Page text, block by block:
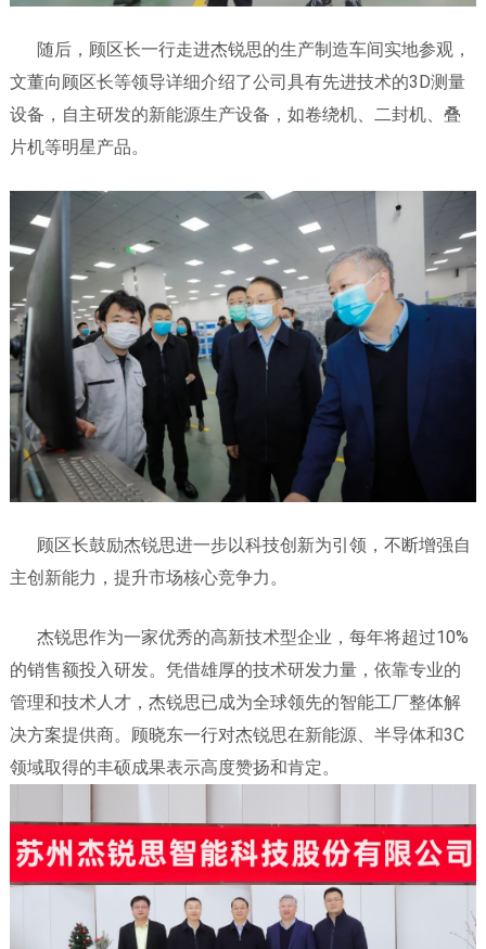
随后，顾区长一行走进杰锐思的生产制造车间实地参观，
文董向顾区长等领导详细介绍了公司具有先进技术的3D测量
设备，自主研发的新能源生产设备，如卷绕机、二封机、叠
片机等明星产品。
顾区长鼓励杰锐思进一步以科技创新为引领，不断增强自
主创新能力，提升市场核心竞争力。
杰锐思作为一家优秀的高新技术型企业，每年将超过10%
的销售额投入研发。凭借雄厚的技术研发力量，依靠专业的
管理和技术人才，杰锐思已成为全球领先的智能工厂整体解
决方案提供商。顾晓东一行对杰锐思在新能源、半导体和3C
领域取得的丰硕成果表示高度赞扬和肯定。